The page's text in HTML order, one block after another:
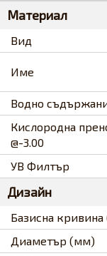
Материал
Вид
Име
Водно
Кислородна
@-3.00
УВ Филтър
Дизайн
Базисна
Диаметър (мм)